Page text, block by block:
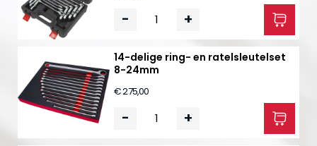
- +
14-delige ring- en ratelsleutelset
8-24mm
€ 275,00
- +